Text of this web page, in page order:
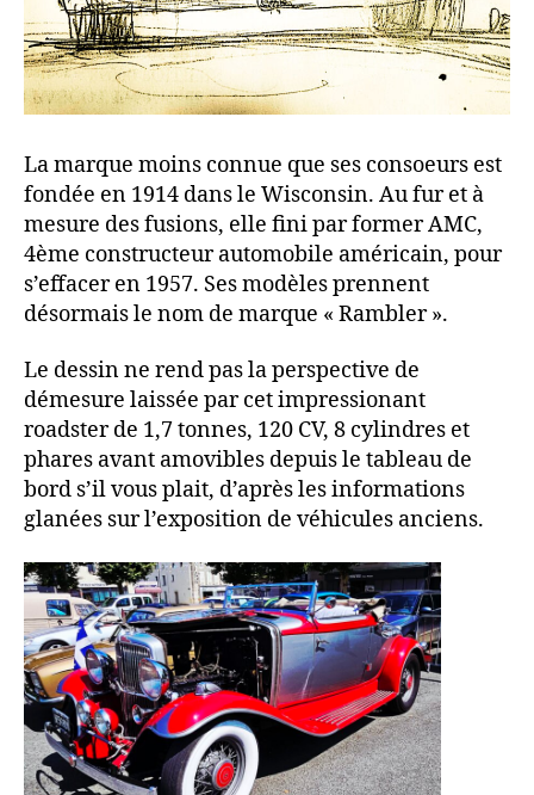
La marque moins connue que ses consoeurs est
fondée en 1914 dans le Wisconsin. Au fur et à
mesure des fusions, elle fini par former AMC,
4ème constructeur automobile américain, pour
s’effacer en 1957. Ses modèles prennent
désormais le nom de marque « Rambler ».
Le dessin ne rend pas la perspective de
démesure laissée par cet impressionant
roadster de 1,7 tonnes, 120 CV, 8 cylindres et
phares avant amovibles depuis le tableau de
bord s’il vous plait, d’après les informations
glanées sur l’exposition de véhicules anciens.